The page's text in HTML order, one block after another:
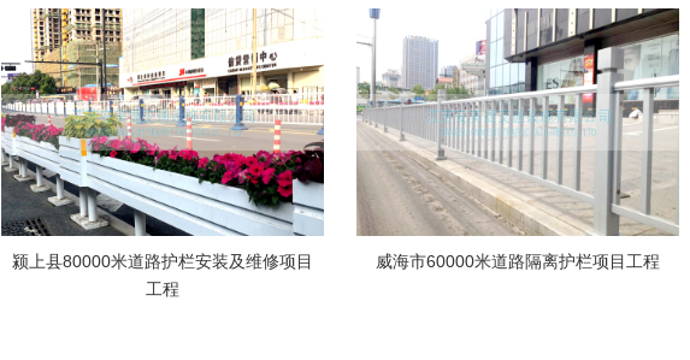
颍上县80000米道路护栏安装及维修项目
工程
威海市60000米道路隔离护栏项目工程